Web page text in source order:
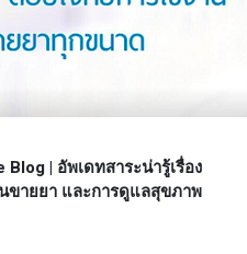
| อัพเดทสาระน่ารู้เรื่อง
ขายยา และการดูแลสุขภาพ